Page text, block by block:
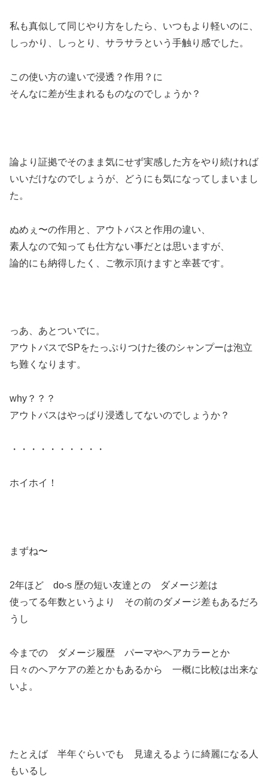
私も真似して同じやり方をしたら、いつもより軽いのに、
しっかり、しっとり、サラサラという手触り感でした。
この使い方の違いで浸透？作用？に
そんなに差が生まれるものなのでしょうか？
論より証拠でそのまま気にせず実感した方をやり続ければ
いいだけなのでしょうが、どうにも気になってしまいまし
た。
ぬめぇ〜の作用と、アウトバスと作用の違い、
素人なので知っても仕方ない事だとは思いますが、
論的にも納得したく、ご教示頂けますと幸甚です。
っあ、あとついでに。
アウトバスでSPをたっぷりつけた後のシャンプーは泡立
ち難くなります。
why？？？
アウトバスはやっぱり浸透してないのでしょうか？
・・・・・・・・・・
ホイホイ！
まずね〜
2年ほど do-s 歴の短い友達との ダメージ差は
使ってる年数というより その前のダメージ差もあるだろ
うし
今までの ダメージ履歴 パーマやヘアカラーとか
日々のヘアケアの差とかもあるから 一概に比較は出来な
いよ。
たとえば 半年ぐらいでも 見違えるように綺麗になる人
もいるし